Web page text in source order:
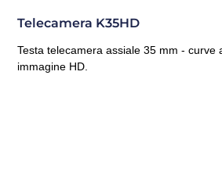
Telecamera K35HD
Testa telecamera assiale 35 mm - curve
immagine HD.